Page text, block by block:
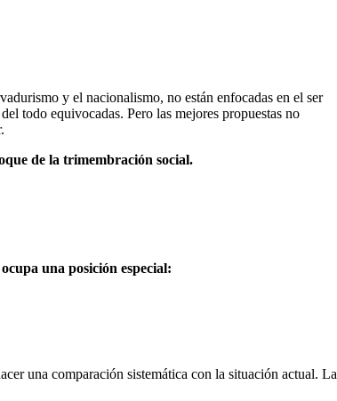
y el nacionalismo, no están enfocadas en el ser
todo equivocadas. Pero las mejores propuestas no
de la trimembración social.
una posición especial:
una comparación sistemática con la situación actual. La